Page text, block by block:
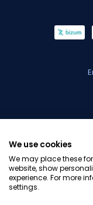
We use cookies
We may place these
website, show
experience. For more
settings.